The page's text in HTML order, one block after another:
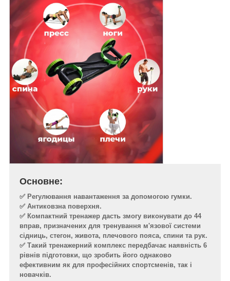
Основне:
✅ Регулювання навантаження за допомогою гумки.
✅ Антиковзна поверхня.
✅ Компактний тренажер дасть змогу виконувати до 44
вправ, призначених для тренування м'язової системи
сідниць, стегон, живота, плечового пояса, спини та рук.
✅ Такий тренажерний комплекс передбачає наявність 6
рівнів підготовки, що зробить його однаково
ефективним як для професійних спортсменів, так і
новачків.